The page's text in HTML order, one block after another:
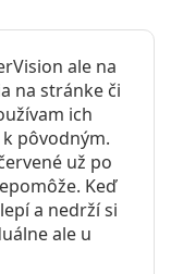
ale na
na stránke či
ich
pôvodným.
už po
Keď
a nedrží si
ale u